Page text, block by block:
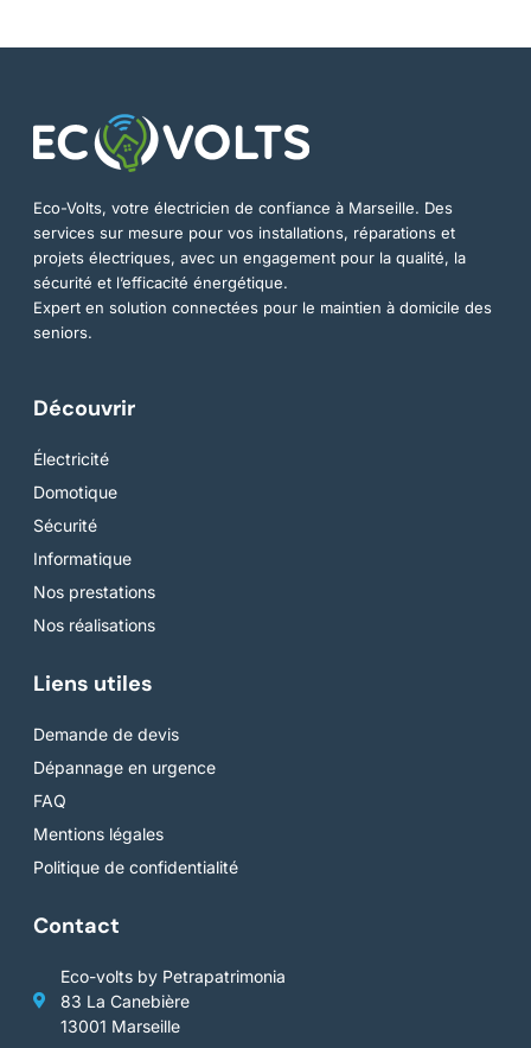
Eco-Volts, votre électricien de confiance à Marseille. Des
services sur mesure pour vos installations, réparations et
projets électriques, avec un engagement pour la qualité, la
sécurité et l’efficacité énergétique.
Expert en solution connectées pour le maintien à domicile des
seniors.
Découvrir
Électricité
Domotique
Sécurité
Informatique
Nos prestations
Nos réalisations
Liens utiles
Demande de devis
Dépannage en urgence
FAQ
Mentions légales
Politique de confidentialité
Contact
Eco-volts by Petrapatrimonia
83 La Canebière
13001 Marseille